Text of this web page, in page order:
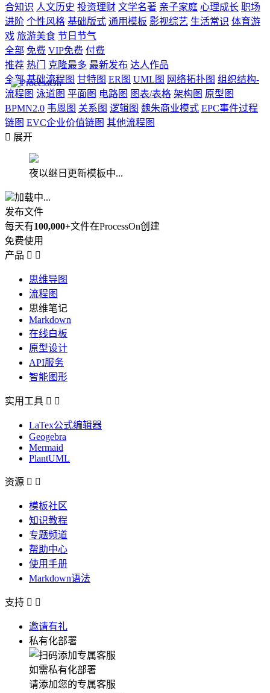
合知识 人文历史 投资理财 文学名著 亲子家庭 心理成长 职场
进阶 个性风格 基础版式 通用模板 影视综艺 生活常识 体育游
戏 旅游美食 节日节气
全部 免费 VIP免费 付费
推荐 热门 克隆最多 最新发布 达人作品
全部 基础流程图 甘特图 ER图 UML图 网络拓扑图 组织结构-
流程图 泳道图 平面图 电路图 图表/表格 架构图 原型图
BPMN2.0 韦恩图 关系图 逻辑图 魏朱商业模式 EPC事件过程
链图 EVC企业价值链图 其他流程图
 展开
夜以继日更新模板中...
加载中...
发布文件
每天有100,000+文件在ProcessOn创建
免费使用
产品  
思维导图
流程图
思维笔记
Markdown
在线白板
原型设计
API服务
智能图形
实用工具  
LaTex公式编辑器
Geogebra
Mermaid
PlantUML
资源  
模板社区
知识教程
专题频道
帮助中心
使用手册
Markdown语法
支持  
邀请有礼
私有化部署
如需私有化部署
请添加您的专属客服